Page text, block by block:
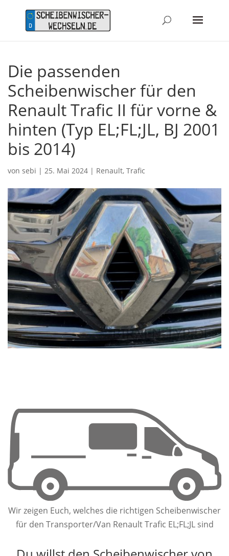
Die passenden
Scheibenwischer für den
Renault Trafic II für vorne &
hinten (Typ EL;FL;JL, BJ 2001
bis 2014)
von sebi | 25. Mai 2024 | Renault, Trafic
Wir zeigen Euch, welches die richtigen Scheibenwischer
für den Transporter/Van Renault Trafic EL;FL;JL sind